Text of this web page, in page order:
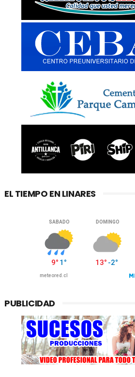
EL TIEMPO EN LINARES
PUBLICIDAD